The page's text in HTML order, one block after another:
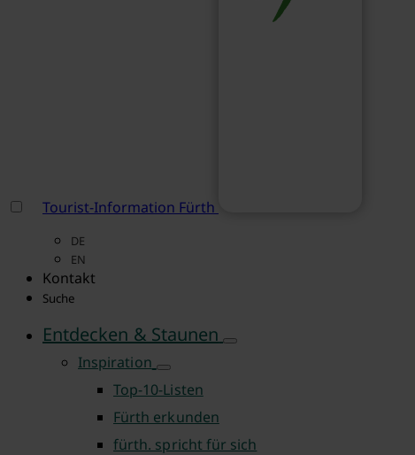
Tourist-Information Fürth
DE
EN
Kontakt
Suche
Entdecken & Staunen
Inspiration
Top-10-Listen
Fürth erkunden
fürth. spricht für sich